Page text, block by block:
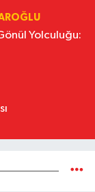
Yolculuğu: